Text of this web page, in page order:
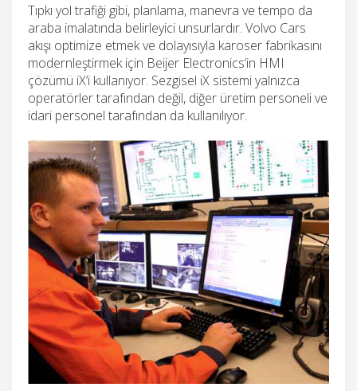
Tıpkı yol trafiği gibi, planlama, manevra ve tempo da
araba imalatında belirleyici unsurlardır. Volvo Cars
akışı optimize etmek ve dolayısıyla karoser fabrikasını
modernleştirmek için Beijer Electronics’in HMI
çözümü iX’i kullanıyor. Sezgisel iX sistemi yalnızca
operatörler tarafından değil, diğer üretim personeli ve
idari personel tarafından da kullanılıyor.